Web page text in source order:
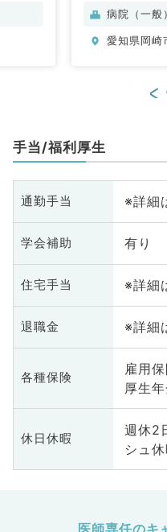
科、内分泌
病院（一般
愛知県岡崎
<
手当/福利厚生
通勤手当 ※詳細
学会補助 有り
住宅手当 ※詳細
退職金 ※詳細
各種保険
雇用
厚生
休日休暇
週休2
シュ